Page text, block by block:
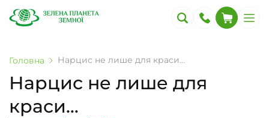
Головна Нарцис не лише для краси…
Нарцис не лише для
краси…